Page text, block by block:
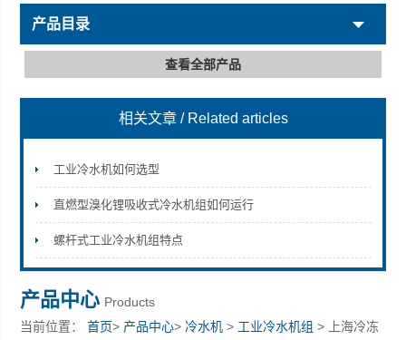
上海拓纷机械设备有限公司
产品目录
查看全部产品
相关文章 / Related articles
工业冷水机如何选型
直燃型溴化锂吸收式冷水机组如何运行
螺杆式工业冷水机组特点
产品中心 Products
当前位置：首页> 产品中心>冷水机 > 工业冷水机组 > 上海冷冻